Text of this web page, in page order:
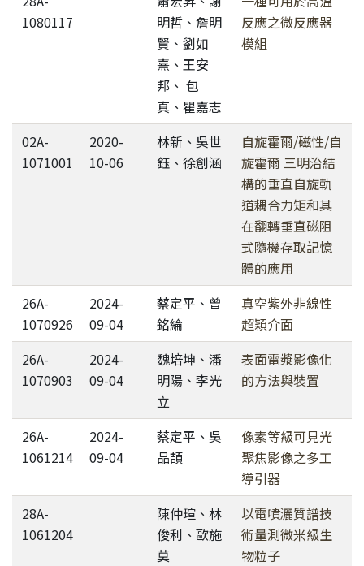
1080117
明哲、詹明
賢、劉如
熹、王安
邦、 包
真、瞿嘉志
反應之微反應器
模組
02A-
1071001
2020-
10-06
林新、吳世
鈺、徐創涵
自旋霍爾/磁性/自
旋霍爾 三明治結
構的垂直自旋軌
道耦合力矩和其
在翻轉垂直磁阻
式隨機存取記憶
體的應用
26A-
1070926
2024-
09-04
蔡定平、曾
銘綸
真空紫外非線性
超穎介面
26A-
1070903
2024-
09-04
魏培坤、潘
明陽、李光
立
表面電漿影像化
的方法與裝置
26A-
1061214
2024-
09-04
蔡定平、吳
品頡
像素等級可見光
聚焦影像之多工
導引器
28A-
1061204
陳仲瑄、林
俊利、歐施
莫
以電噴灑質譜技
術量測微米級生
物粒子